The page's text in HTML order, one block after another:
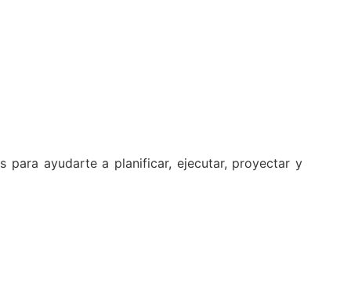
ayudarte a planificar, ejecutar, proyectar y